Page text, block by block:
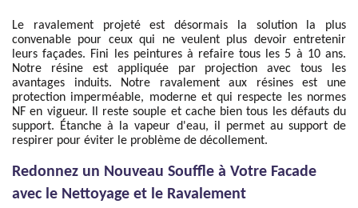
Le ravalement projeté est désormais la solution la plus
convenable pour ceux qui ne veulent plus devoir entretenir
leurs façades. Fini les peintures à refaire tous les 5 à 10 ans.
Notre résine est appliquée par projection avec tous les
avantages induits. Notre ravalement aux résines est une
protection imperméable, moderne et qui respecte les normes
NF en vigueur. Il reste souple et cache bien tous les défauts du
support. Étanche à la vapeur d'eau, il permet au support de
respirer pour éviter le problème de décollement.
Redonnez un Nouveau Souffle à Votre Facade
avec le Nettoyage et le Ravalement